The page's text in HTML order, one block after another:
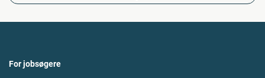
For jobsøgere